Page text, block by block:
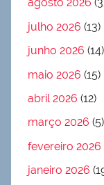
agosto 2026
julho 2026 (13)
junho 2026 (14)
maio 2026 (15)
abril 2026 (12)
março 2026 (5)
fevereiro 2026
janeiro 2026